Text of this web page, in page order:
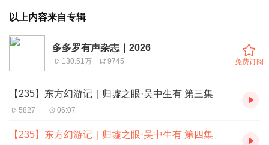
以上内容来自专辑
多多罗有声杂志｜2026
130.51万 9745 免费订阅
【235】东方幻游记｜归墟之眼·吴中生有 第三集
5827 06:07
【235】东方幻游记｜归墟之眼·吴中生有 第四集